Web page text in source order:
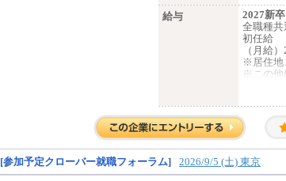
給与
2027新卒
全職種共
初任給
（月給
※居住地
※この他
※試用
中途：
全職種共
※居住地
※この他
[参加予定クローバー就職フォーラム] 2026/9/5 (土) 東京